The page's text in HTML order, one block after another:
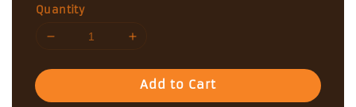
Quantity
Add to Cart